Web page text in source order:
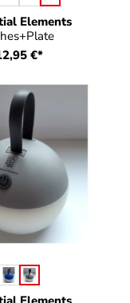
Elements
€*
auswählen